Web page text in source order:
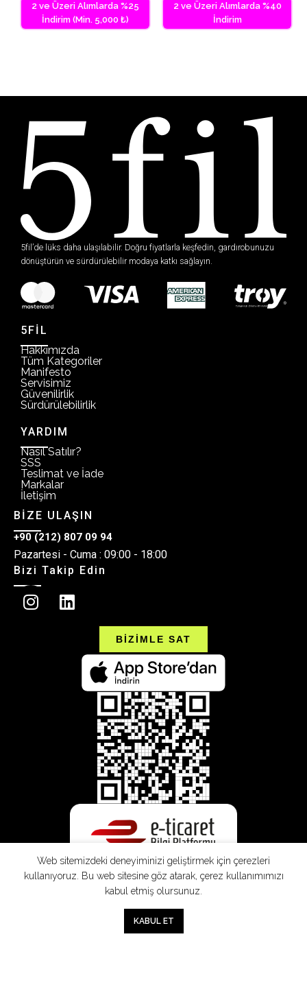
2 ve Üzeri Alımlarda %25
İndirim (Min. 5,000 ₺)
2 ve Üzeri Alımlarda %40
İndirim
5fil’de lüks daha ulaşılabilir. Doğru fiyatlarla keşfedin, gardırobunuzu
dönüştürün ve sürdürülebilir modaya katkı sağlayın.
5FİL
Hakkımızda
Tüm Kategoriler
Manifesto
Servisimiz
Güvenilirlik
Sürdürülebilirlik
YARDIM
Nasıl Satılır?
SSS
Teslimat ve İade
Markalar
İletişim
BİZE ULAŞIN
+90 (212) 807 09 94
Pazartesi - Cuma : 09:00 - 18:00
Bizi Takip Edin
BİZİMLE SAT
Web sitemizdeki deneyiminizi geliştirmek için çerezleri
kullanıyoruz. Bu web sitesine göz atarak, çerez kullanımımızı
kabul etmiş olursunuz.
KABUL ET
Sepet